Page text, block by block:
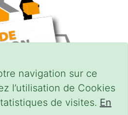
navigation sur ce
l’utilisation de Cookies
de visites. En